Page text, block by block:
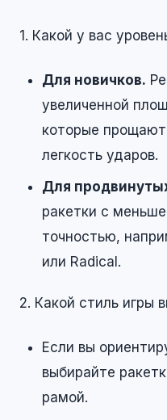
1. Какой у вас
Для новичков.
увеличенной
которые
легкость ударов.
Для
ракетки с
точностью,
или Radical.
2. Какой стиль игры
Если вы
выбирайте
рамой.